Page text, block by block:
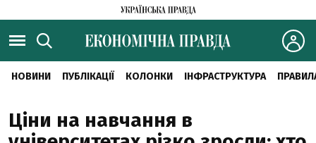
НОВИНИ ПУБЛІКАЦІЇ КОЛОНКИ ІНФРАСТРУКТУРА
Ціни на навчання в